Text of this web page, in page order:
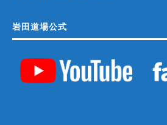
岩田道場公式